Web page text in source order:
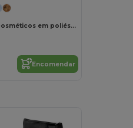
Bolsa para cosméticos em poliéster 600D de alta densidade
Encomendar